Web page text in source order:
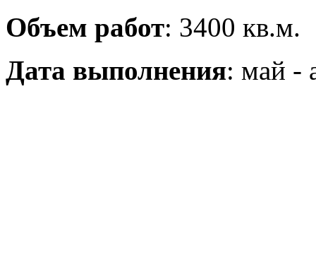
Объем работ: 3400 кв.м.
Дата выполнения: май -